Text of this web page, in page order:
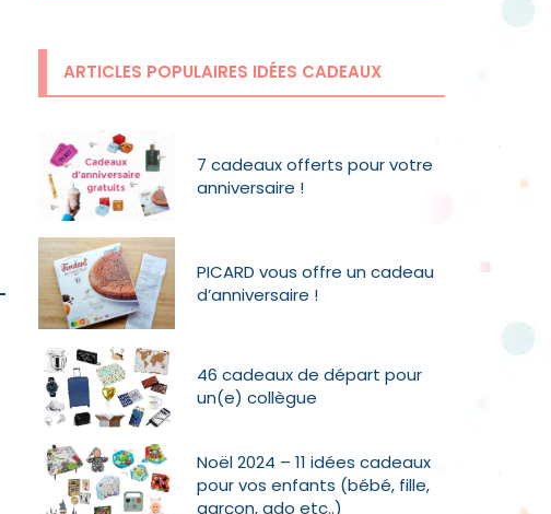
ARTICLES POPULAIRES IDÉES CADEAUX
7 cadeaux offerts pour votre
anniversaire !
PICARD vous offre un cadeau
d’anniversaire !
46 cadeaux de départ pour
un(e) collègue
Noël 2024 – 11 idées cadeaux
pour vos enfants (bébé, fille,
garçon, ado etc..)